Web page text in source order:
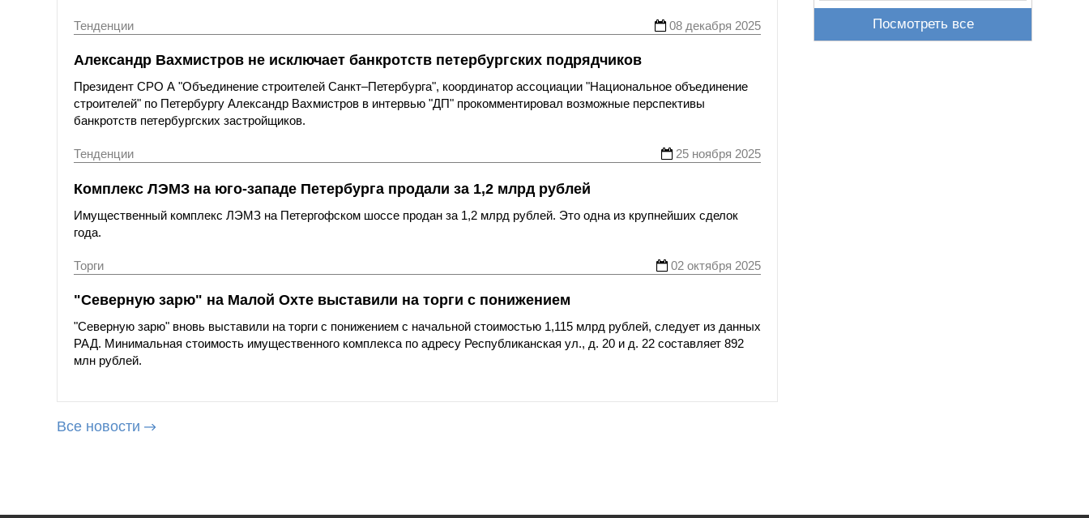
Тенденции 08 декабря 2025
Александр Вахмистров не исключает банкротств петербургских подрядчиков
Президент СРО А "Объединение строителей Санкт–Петербурга", координатор ассоциации "Национальное объединение
строителей" по Петербургу Александр Вахмистров в интервью "ДП" прокомментировал возможные перспективы
банкротств петербургских застройщиков.
Тенденции 25 ноября 2025
Комплекс ЛЭМЗ на юго-западе Петербурга продали за 1,2 млрд рублей
Имущественный комплекс ЛЭМЗ на Петергофском шоссе продан за 1,2 млрд рублей. Это одна из крупнейших сделок
года.
Торги 02 октября 2025
"Северную зарю" на Малой Охте выставили на торги с понижением
"Северную зарю" вновь выставили на торги с понижением с начальной стоимостью 1,115 млрд рублей, следует из данных
РАД. Минимальная стоимость имущественного комплекса по адресу Республиканская ул., д. 20 и д. 22 составляет 892
млн рублей.
Все новости
Посмотреть все